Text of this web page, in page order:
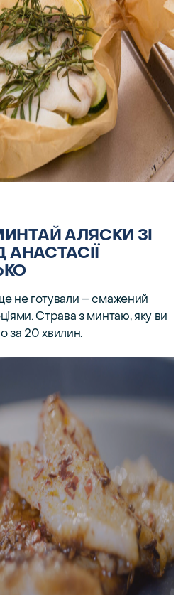
АЛЯСКИ ЗІ
не готували – смажений
Страва з минтаю, яку ви
за 20 хвилин.